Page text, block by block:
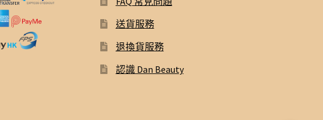
送貨服務
退換貨服務
認識 Dan Beauty